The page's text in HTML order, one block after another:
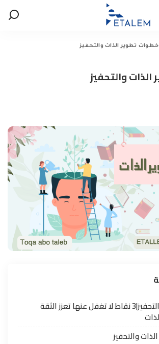
تطوير الذات والتحفيز|3 نقاط لا تغفل عنها تعزز الثقة
والتحفيز